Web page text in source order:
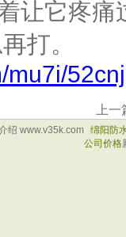
让它疼
打。
mu7i/
上
绍 www.v35k.com 绵阳防
公司价格